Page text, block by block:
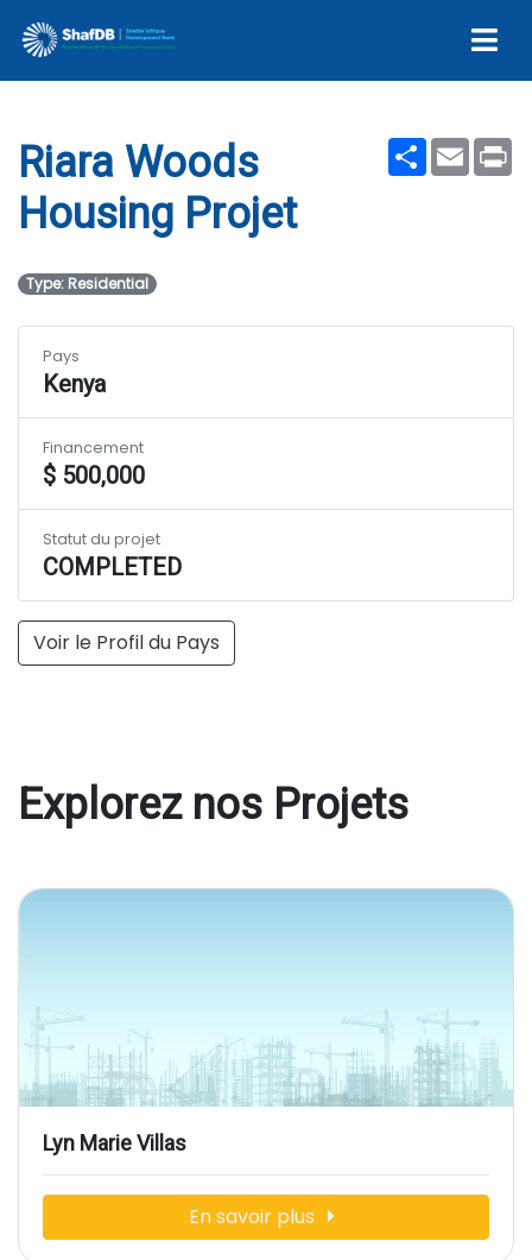
Projet
ShareEmail
Riara Woods
Housing Projet
Type: Residential
Voir le Profil du Pays
Pays
Kenya
Financement
$ 500,000
Statut du projet
COMPLETED
Explorez nos Projets
Lyn Marie Villas
En savoir plus